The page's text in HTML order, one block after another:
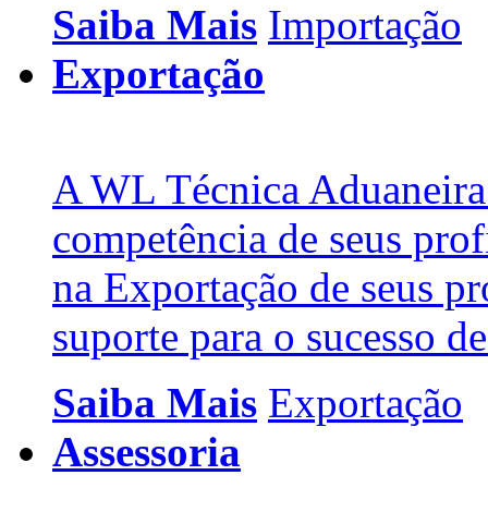
Saiba Mais Importação
Exportação
A WL Técnica
competência de seus
na Exportação de seus
suporte para o sucesso
Saiba Mais Exportação
Assessoria